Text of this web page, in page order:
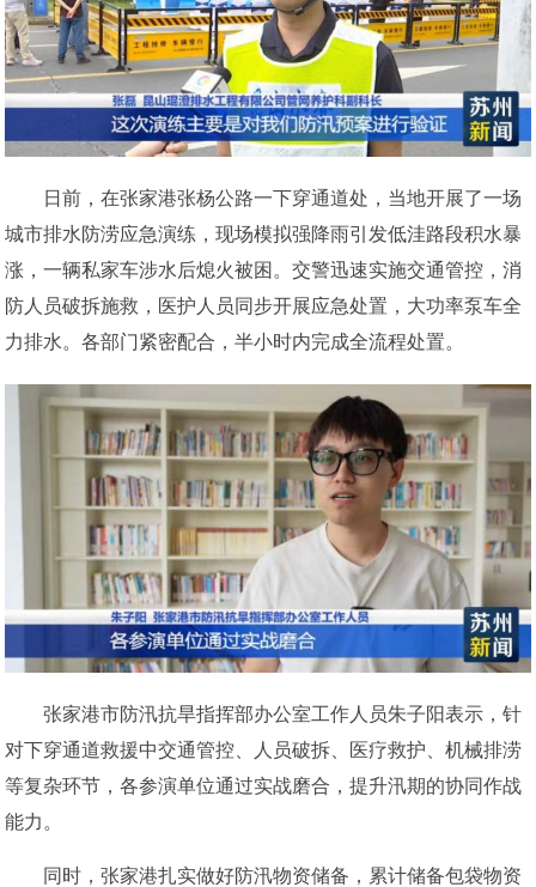
日前，在张家港张杨公路一下穿通道处，当地开展了一场
城市排水防涝应急演练，现场模拟强降雨引发低洼路段积水暴
涨，一辆私家车涉水后熄火被困。交警迅速实施交通管控，消
防人员破拆施救，医护人员同步开展应急处置，大功率泵车全
力排水。各部门紧密配合，半小时内完成全流程处置。
张家港市防汛抗旱指挥部办公室工作人员朱子阳表示，针
对下穿通道救援中交通管控、人员破拆、医疗救护、机械排涝
等复杂环节，各参演单位通过实战磨合，提升汛期的协同作战
能力。
同时，张家港扎实做好防汛物资储备，累计储备包袋物资